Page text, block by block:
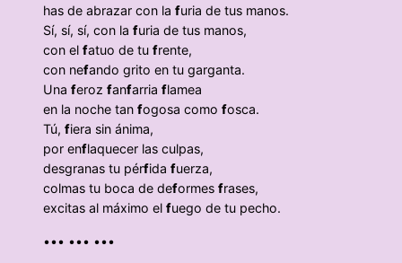
has de abrazar con la furia de tus manos.
Sí, sí, sí, con la furia de tus manos,
con el fatuo de tu frente,
con nefando grito en tu garganta.
Una feroz fanfarria flamea
en la noche tan fogosa como fosca.
Tú, fiera sin ánima,
por enflaquecer las culpas,
desgranas tu pérfida fuerza,
colmas tu boca de deformes frases,
excitas al máximo el fuego de tu pecho.
••• ••• •••